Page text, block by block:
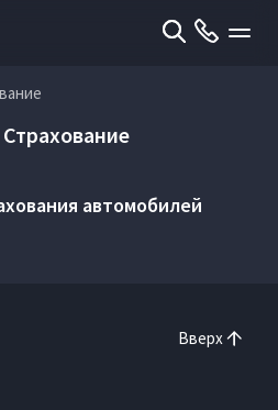
Страхование
автомобилей
Вверх